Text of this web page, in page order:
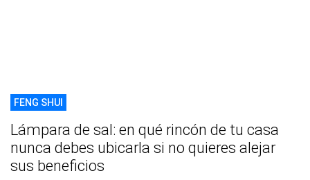
FENG SHUI
Lámpara de sal: en qué rincón de tu casa
nunca debes ubicarla si no quieres alejar
sus beneficios